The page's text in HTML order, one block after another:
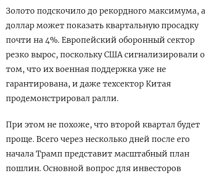
Золото подскочило до рекордного максимума, а
доллар может показать квартальную просадку
почти на 4%. Европейский оборонный сектор
резко вырос, поскольку США сигнализировали о
том, что их военная поддержка уже не
гарантирована, и даже техсектор Китая
продемонстрировал ралли.
При этом не похоже, что второй квартал будет
проще. Всего через несколько дней после его
начала Трамп представит масштабный план
пошлин. Основной вопрос для инвесторов